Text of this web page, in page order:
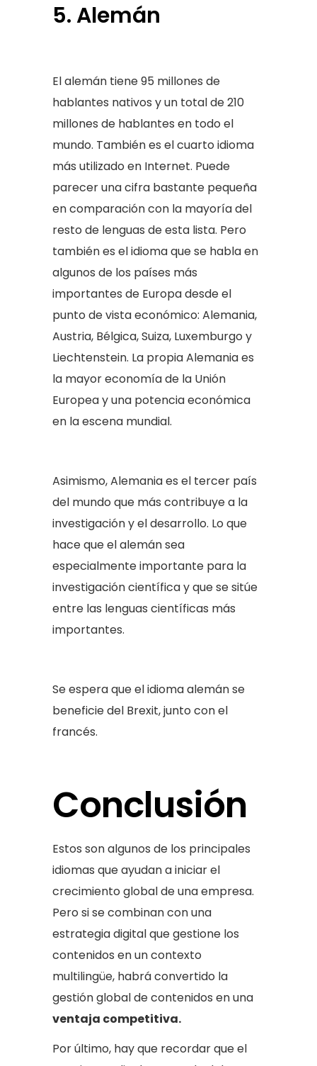
5. Alemán
El alemán tiene 95 millones de
hablantes nativos y un total de 210
millones de hablantes en todo el
mundo. También es el cuarto idioma
más utilizado en Internet. Puede
parecer una cifra bastante pequeña
en comparación con la mayoría del
resto de lenguas de esta lista. Pero
también es el idioma que se habla en
algunos de los países más
importantes de Europa desde el
punto de vista económico: Alemania,
Austria, Bélgica, Suiza, Luxemburgo y
Liechtenstein. La propia Alemania es
la mayor economía de la Unión
Europea y una potencia económica
en la escena mundial.
Asimismo, Alemania es el tercer país
del mundo que más contribuye a la
investigación y el desarrollo. Lo que
hace que el alemán sea
especialmente importante para la
investigación científica y que se sitúe
entre las lenguas científicas más
importantes.
Se espera que el idioma alemán se
beneficie del Brexit, junto con el
francés.
Conclusión
Estos son algunos de los principales
idiomas que ayudan a iniciar el
crecimiento global de una empresa.
Pero si se combinan con una
estrategia digital que gestione los
contenidos en un contexto
multilingüe, habrá convertido la
gestión global de contenidos en una
ventaja competitiva.
Por último, hay que recordar que el